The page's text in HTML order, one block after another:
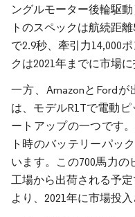
ングルモーター後輪駆
トのスペックは航続距
で2.9秒、牽引力14,000
クは2021年までに市場
一方、AmazonとFord
は、モデルR1Tで電動
ートアップの一つです
ト時のバッテリーパッ
います。この700馬力の
工場から出荷される予
より、2021年に市場投